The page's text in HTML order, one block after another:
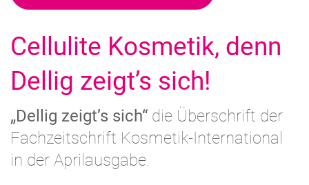
Cellulite Kosmetik, denn
Dellig zeigt’s sich!
„Dellig zeigt’s sich“ die Überschrift der
Fachzeitschrift Kosmetik-International
in der Aprilausgabe.